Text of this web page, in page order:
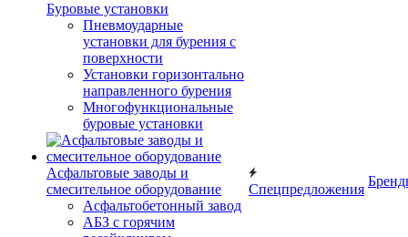
Буровые установки
Пневмоударные
установки для бурения с
поверхности
Установки горизонтально
направленного бурения
Многофункциональные
буровые установки
Асфальтовые заводы и
смесительное оборудование
Асфальтобетонный завод
АБЗ с горячим
Спецпредложения